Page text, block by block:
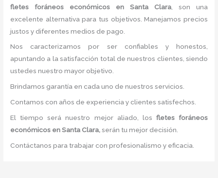
fletes foráneos económicos en Santa Clara , son una
excelente alternativa para tus objetivos. Manejamos precios
justos y diferentes medios de pago.
Nos caracterizamos por ser confiables y honestos,
apuntando a la satisfacción total de nuestros clientes, siendo
ustedes nuestro mayor objetivo.
Brindamos garantía en cada uno de nuestros servicios.
Contamos con años de experiencia y clientes satisfechos.
El tiempo será nuestro mejor aliado, los fletes foráneos
económicos en Santa Clara,serán tu mejor decisión.
Contáctanos para trabajar con profesionalismo y eficacia.